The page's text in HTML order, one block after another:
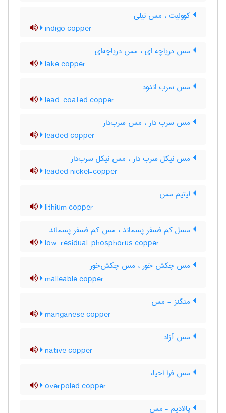
کوولیت ، مس نیلی
indigo copper
مس دریاچه ای ، مس دریاچه‌ای
lake copper
مس سرب اندود
lead-coated copper
مس سرب دار ، مس سرب‌دار
leaded copper
مس نیکل سرب دار ، مس نیکل سرب‌دار
leaded nickel-copper
لیتیم مس
lithium copper
مسل کم فسفر پسماند ، مس کم فسفر پسماند
low-residual-phosphorus copper
مس چکش خور ، مس چکش‌خور
malleable copper
منگنز - مس
manganese copper
مس آزاد
native copper
مس فرا احیاء
overpoled copper
پالادیم – مس